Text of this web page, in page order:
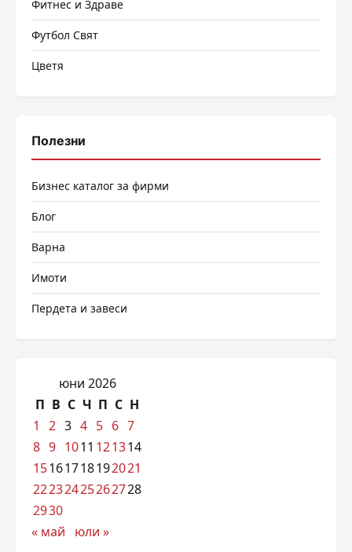
Фитнес и Здраве
Футбол Свят
Цветя
Полезни
Бизнес каталог за фирми
Блог
Варна
Имоти
Пердета и завеси
юни 2026
П В С Ч П С Н
1
2 3 4 5 6 7
8 9 1011 121314
15161718192021
22232425262728
2930
« май
юли »